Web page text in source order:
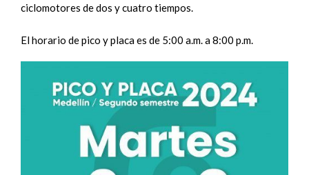
ciclomotores de dos y cuatro tiempos.
El horario de pico y placa es de 5:00 a.m. a 8:00 p.m.